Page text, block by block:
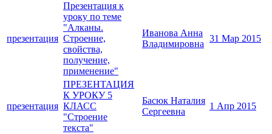
презентация
Презентация к
уроку по теме
"Алканы.
Строение,
свойства,
получение,
применение"
Иванова Анна
Владимировна
31 Мар 2015
презентация
ПРЕЗЕНТАЦИЯ
К УРОКУ 5
КЛАСС
"Строение
текста"
Басюк Наталия
Сергеевна
1 Апр 2015